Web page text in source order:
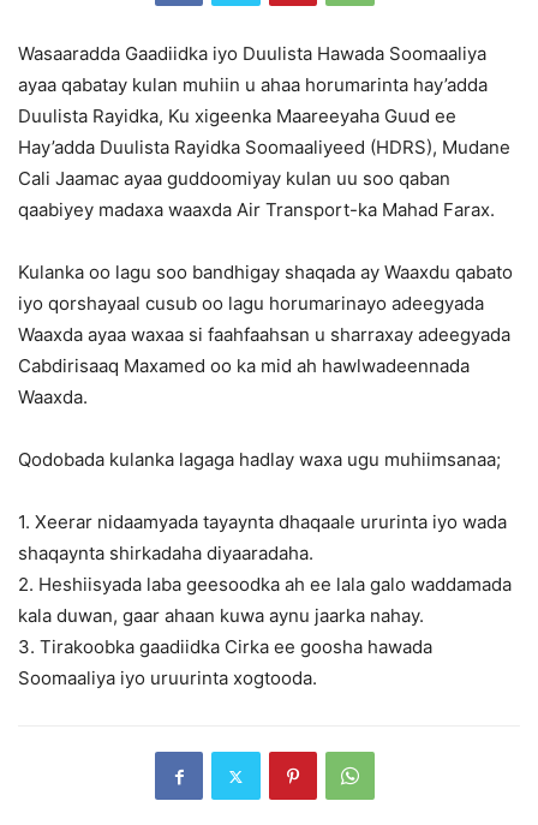
Wasaaradda Gaadiidka iyo Duulista Hawada Soomaaliya
ayaa qabatay kulan muhiin u ahaa horumarinta hay’adda
Duulista Rayidka, Ku xigeenka Maareeyaha Guud ee
Hay’adda Duulista Rayidka Soomaaliyeed (HDRS), Mudane
Cali Jaamac ayaa guddoomiyay kulan uu soo qaban
qaabiyey madaxa waaxda Air Transport-ka Mahad Farax.
Kulanka oo lagu soo bandhigay shaqada ay Waaxdu qabato
iyo qorshayaal cusub oo lagu horumarinayo adeegyada
Waaxda ayaa waxaa si faahfaahsan u sharraxay adeegyada
Cabdirisaaq Maxamed oo ka mid ah hawlwadeennada
Waaxda.
Qodobada kulanka lagaga hadlay waxa ugu muhiimsanaa;
1. Xeerar nidaamyada tayaynta dhaqaale ururinta iyo wada
shaqaynta shirkadaha diyaaradaha.
2. Heshiisyada laba geesoodka ah ee lala galo waddamada
kala duwan, gaar ahaan kuwa aynu jaarka nahay.
3. Tirakoobka gaadiidka Cirka ee goosha hawada
Soomaaliya iyo uruurinta xogtooda.